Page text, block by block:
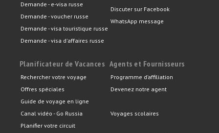
Demande - e-visa russe
Demande - voucher russe
Demande - visa touristique russe
Demande - visa d'affaires russe
Discuter sur Facebook
WhatsApp message
Planificateur de Vacances
Rechercher votre voyage
Offres spéciales
Guide de voyage en ligne
Canal vidéo - Go Russia
Planifier votre circuit
Agents et Fournisseurs
Programme d’affiliation
Devenez notre agent
Voyages scolaires